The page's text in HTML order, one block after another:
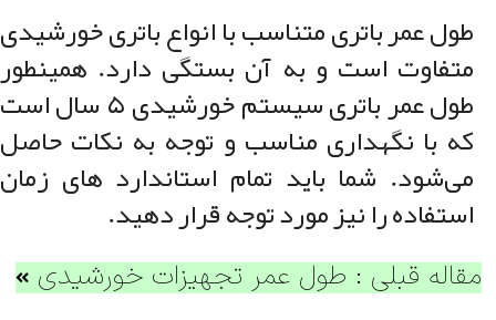
طول عمر باتری متناسب با انواع باتری خورشیدی
متفاوت است و به آن بستگی دارد. همینطور
طول عمر باتری سیستم خورشیدی ۵ سال است
که با نگهداری مناسب و توجه به نکات حاصل
می‌شود. شما باید تمام استاندارد‌ های زمان
استفاده را نیز مورد توجه قرار دهید.
مقاله قبلی : طول عمر تجهیزات خورشیدی